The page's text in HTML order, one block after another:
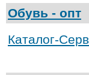
Обувь - опт
Каталог-